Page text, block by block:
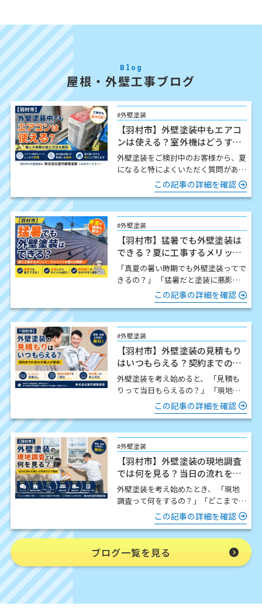
Blog
屋根・外壁工事ブログ
#外壁塗装
【羽村市】外壁塗装中もエアコ
ンは使える？室外機はどうす
る？職人が解説
外壁塗装をご検討中のお客様から、夏
になると特によくいただく質問があり
ますか？」 結論からお伝…
この記事の詳細を確認
#外壁塗装
【羽村市】猛暑でも外壁塗装は
できる？夏に工事するメリッ
ト・注意点を職人が解説
「真夏の暑い時期でも外壁塗装ってで
きるの？」 「猛暑だと塗装に悪影響
はないの？」 この時期になると、こ
のようなご質問をいた…
この記事の詳細を確認
#外壁塗装
【羽村市】外壁塗装の見積もり
はいつもらえる？契約までの流
れを職人が解説
外壁塗装を考え始めると、 「見積も
りって当日もらえるの？」 「現地調
査したら契約しないといけないの？」
「どんな流れで進…
この記事の詳細を確認
#外壁塗装
【羽村市】外壁塗装の現地調査
では何を見る？当日の流れを職
人が写真付きで解説
外壁塗装を考え始めたとき、 「現地
調査って何をするの？」「どこまで細
かく見てもらえるの？」「時間はどの
くらいかかるの？」 この…
この記事の詳細を確認
ブログ一覧を見る